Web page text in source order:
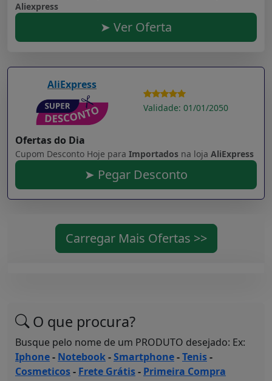
Aliexpress
➤ Ver Oferta
AliExpress
Validade: 01/01/2050
Ofertas do Dia
Cupom Desconto Hoje para Importados na loja AliExpress
➤ Pegar Desconto
Carregar Mais Ofertas >>
O que procura?
Busque pelo nome de um PRODUTO desejado: Ex:
Iphone- Notebook-Smartphone-Tenis-
Cosmeticos- Frete Grátis- Primeira Compra